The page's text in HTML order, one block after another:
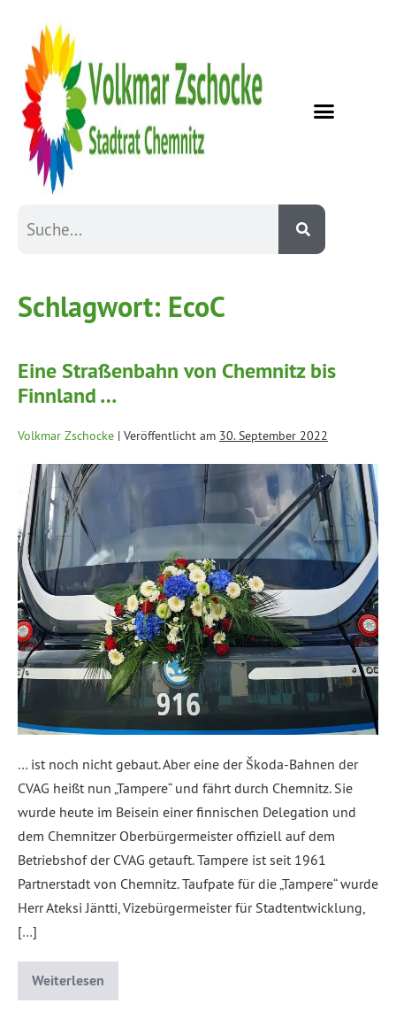
Schlagwort: EcoC
Eine Straßenbahn von Chemnitz bis
Finnland …
Volkmar Zschocke | Veröffentlicht am 30. September 2022
… ist noch nicht gebaut. Aber eine der Škoda-Bahnen der
CVAG heißt nun „Tampere“ und fährt durch Chemnitz. Sie
wurde heute im Beisein einer finnischen Delegation und
dem Chemnitzer Oberbürgermeister offiziell auf dem
Betriebshof der CVAG getauft. Tampere ist seit 1961
Partnerstadt von Chemnitz. Taufpate für die „Tampere“ wurde
Herr Ateksi Jäntti, Vizebürgermeister für Stadtentwicklung,
[…]
Weiterlesen